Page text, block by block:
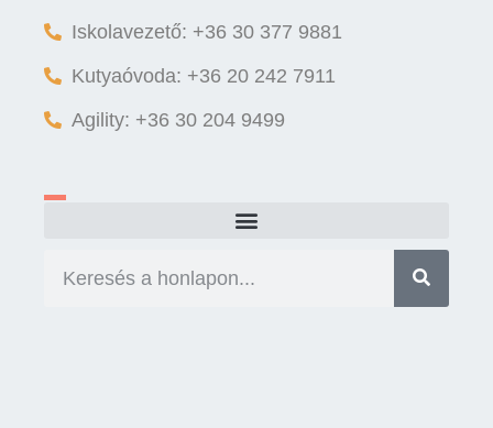
Iskolavezető: +36 30 377 9881
Kutyaóvoda: +36 20 242 7911
Agility: +36 30 204 9499